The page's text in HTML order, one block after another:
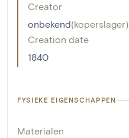
Creator
onbekend(koperslager)
Creation date
1840
FYSIEKE EIGENSCHAPPEN
Materialen